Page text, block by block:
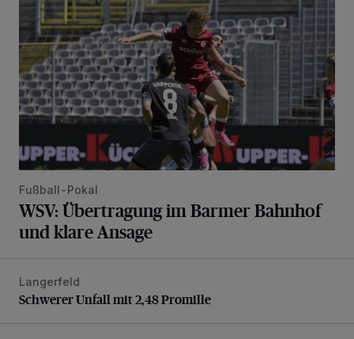
Fußball-Pokal
WSV: Übertragung im Barmer Bahnhof
und klare Ansage
Schwerer Unfall mit 2,48 Promille
Langerfeld
Schwerer Unfall mit 2,48 Promille